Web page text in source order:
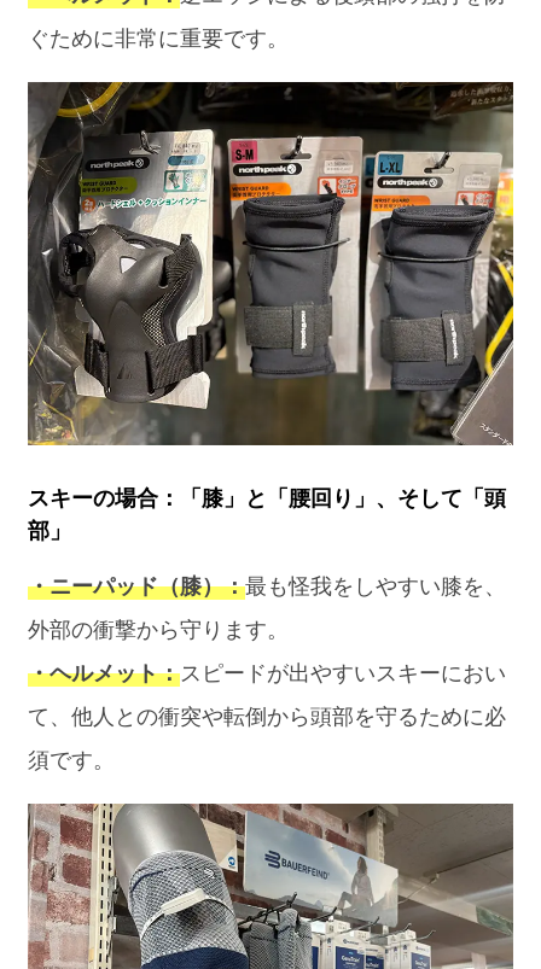
ぐために非常に重要です。
スキーの場合：「膝」と「腰回り」、そして「頭
部」
・ニーパッド（膝）：最も怪我をしやすい膝を、
外部の衝撃から守ります。
・ヘルメット：スピードが出やすいスキーにおい
て、他人との衝突や転倒から頭部を守るために必
須です。